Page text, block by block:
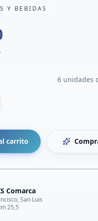
Y BEBIDAS
6 unidades
carrito
Comarca
San Luis
25,5